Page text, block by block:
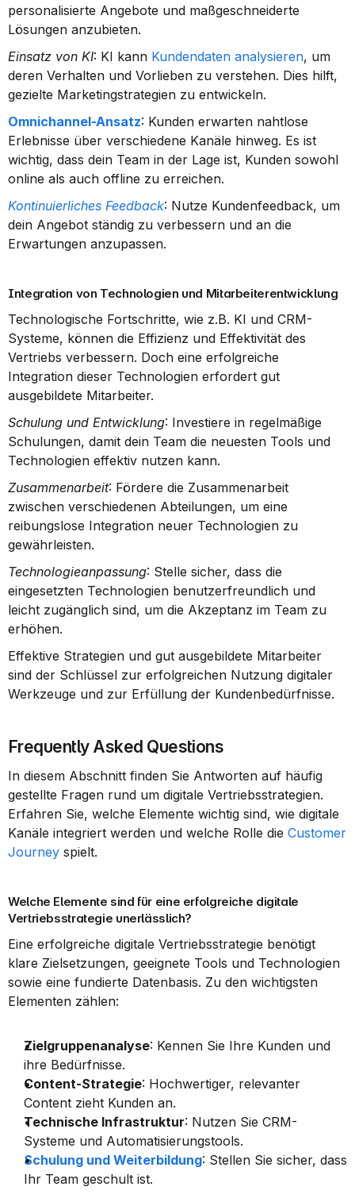
personalisierte Angebote und maßgeschneiderte
Lösungen anzubieten.
Einsatz von KI: KI kann Kundendaten analysieren, um
deren Verhalten und Vorlieben zu verstehen. Dies hilft,
gezielte Marketingstrategien zu entwickeln.
Omnichannel-Ansatz: Kunden erwarten nahtlose
Erlebnisse über verschiedene Kanäle hinweg. Es ist
wichtig, dass dein Team in der Lage ist, Kunden sowohl
online als auch offline zu erreichen.
Kontinuierliches Feedback: Nutze Kundenfeedback, um
dein Angebot ständig zu verbessern und an die
Erwartungen anzupassen.
Integration von Technologien und Mitarbeiterentwicklung
Technologische Fortschritte, wie z.B. KI und CRM-
Systeme, können die Effizienz und Effektivität des
Vertriebs verbessern. Doch eine erfolgreiche
Integration dieser Technologien erfordert gut
ausgebildete Mitarbeiter.
Schulung und Entwicklung: Investiere in regelmäßige
Schulungen, damit dein Team die neuesten Tools und
Technologien effektiv nutzen kann.
Zusammenarbeit: Fördere die Zusammenarbeit
zwischen verschiedenen Abteilungen, um eine
reibungslose Integration neuer Technologien zu
gewährleisten.
Technologieanpassung: Stelle sicher, dass die
eingesetzten Technologien benutzerfreundlich und
leicht zugänglich sind, um die Akzeptanz im Team zu
erhöhen.
Effektive Strategien und gut ausgebildete Mitarbeiter
sind der Schlüssel zur erfolgreichen Nutzung digitaler
Werkzeuge und zur Erfüllung der Kundenbedürfnisse.
Frequently Asked Questions
In diesem Abschnitt finden Sie Antworten auf häufig
gestellte Fragen rund um digitale Vertriebsstrategien.
Erfahren Sie, welche Elemente wichtig sind, wie digitale
Kanäle integriert werden und welche Rolle die Customer
Journey spielt.
Welche Elemente sind für eine erfolgreiche digitale
Vertriebsstrategie unerlässlich?
Eine erfolgreiche digitale Vertriebsstrategie benötigt
klare Zielsetzungen, geeignete Tools und Technologien
sowie eine fundierte Datenbasis. Zu den wichtigsten
Elementen zählen:
Zielgruppenanalyse: Kennen Sie Ihre Kunden und
ihre Bedürfnisse.
Content-Strategie: Hochwertiger, relevanter
Content zieht Kunden an.
Technische Infrastruktur: Nutzen Sie CRM-
Systeme und Automatisierungstools.
Schulung und Weiterbildung: Stellen Sie sicher, dass
Ihr Team geschult ist.